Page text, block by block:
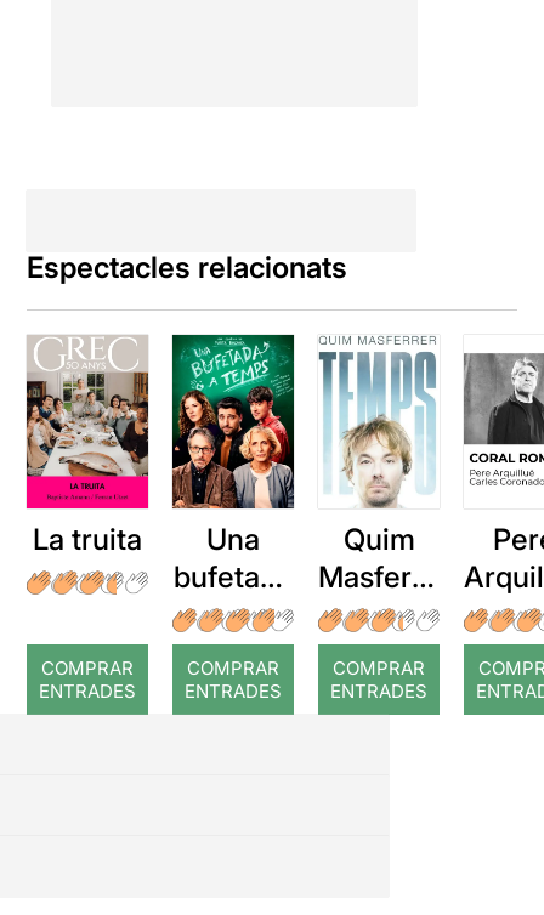
Espectacles relacionats
La truita
COMPRAR
ENTRADES
Una
bufetada
a temps
COMPRAR
ENTRADES
Quim
Masferre
r: Temps
COMPRAR
ENTRADES
: